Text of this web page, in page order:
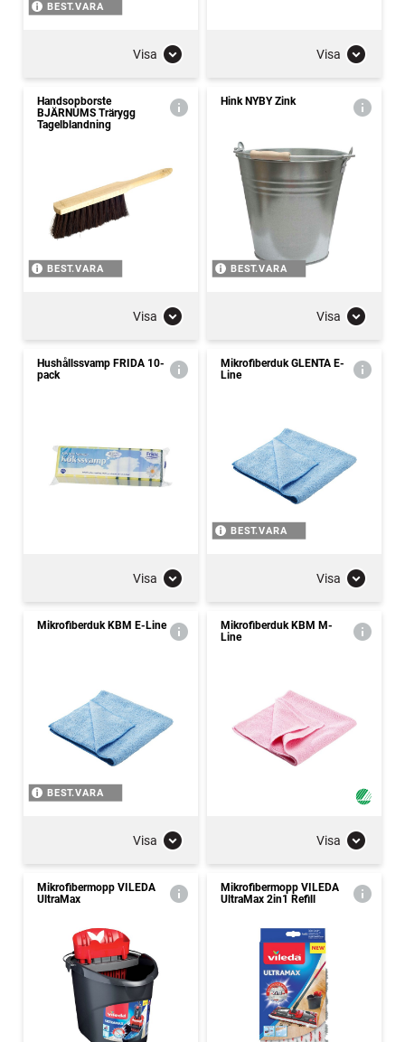
BEST.VARA
Visa Visa
Handsopborste
BJÄRNUMS Trärygg
Tagelblandning
BEST.VARA
Visa
Hink NYBY Zink
BEST.VARA
Visa
Hushållssvamp FRIDA 10-
pack
Visa
Mikrofiberduk GLENTA E-
Line
BEST.VARA
Visa
Mikrofiberduk KBM E-Line
BEST.VARA
Visa
Mikrofiberduk KBM M-
Line
Visa
Mikrofibermopp VILEDA
UltraMax
Mikrofibermopp VILEDA
UltraMax 2in1 Refill